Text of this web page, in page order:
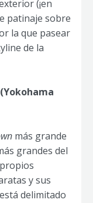
(¡en
patinaje sobre
la que pasear
de la
más grande
grandes del
y sus
delimitado